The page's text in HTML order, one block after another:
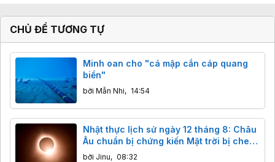
CHỦ ĐỀ TƯƠNG TỰ
Minh oan cho "cá mập cắn cáp quang
biển"
bởi Mẫn Nhi, 14:54
Nhật thực lịch sử ngày 12 tháng 8: Châu
Âu chuẩn bị chứng kiến Mặt trời bị che
khuất gần 98%
bởi Jinu, 08:32